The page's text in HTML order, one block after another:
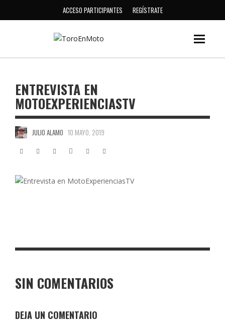
ACCESO PARTICIPANTES REGÍSTRATE
ENTREVISTA EN
MOTOEXPERIENCIASTV
JULIO ALAMO 10 MAYO, 2019
SIN COMENTARIOS
DEJA UN COMENTARIO